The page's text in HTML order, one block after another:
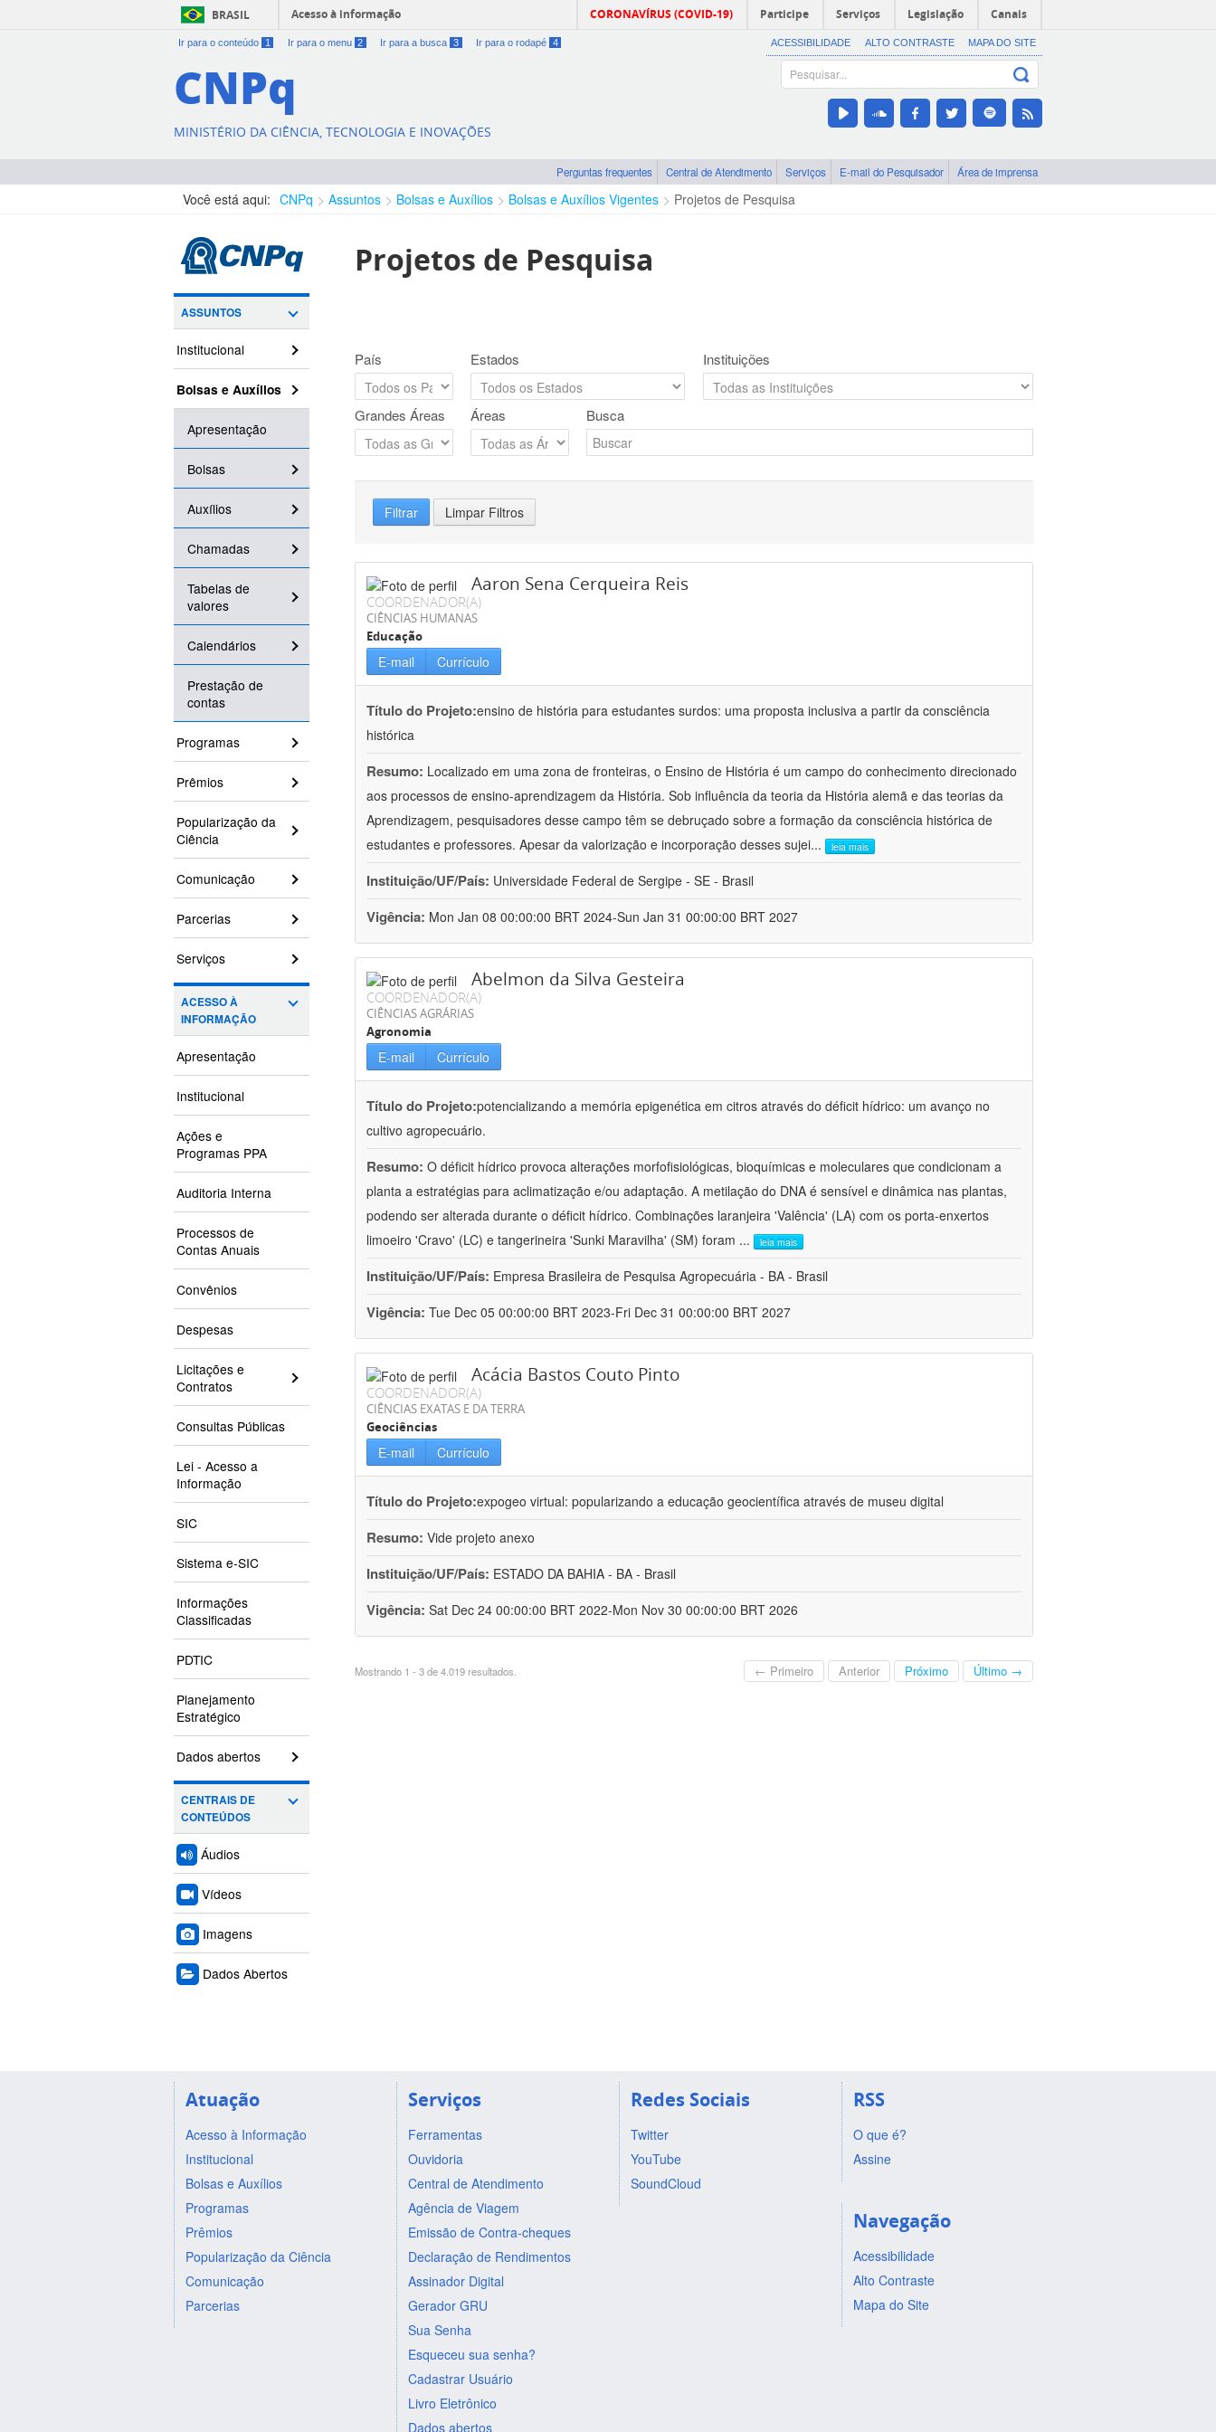
BRASIL Acesso à informação CORONAVÍRUS (COVID-19) Participe Serviços Legislação Canais
Ir para o conteúdo 1 Ir para o menu 2 Ir para a busca 3 Ir para o rodapé 4 ACESSIBILIDADE ALTO CONTRASTE MAPA DO SITE
CNPq
MINISTÉRIO DA CIÊNCIA, TECNOLOGIA E INOVAÇÕES
Perguntas frequentes Central de Atendimento Serviços E-mail do Pesquisador Área de imprensa
Você está aqui: CNPq Assuntos Bolsas e Auxílios Bolsas e Auxílios Vigentes Projetos de Pesquisa
ASSUNTOS
Institucional
Bolsas e Auxílios
Apresentação
Bolsas
Auxílios
Chamadas
Tabelas de
valores
Calendários
Prestação de
contas
Programas
Prêmios
Popularização da
Ciência
Comunicação
Parcerias
Serviços
ACESSO À
INFORMAÇÃO
Apresentação
Institucional
Ações e
Programas PPA
Auditoria Interna
Processos de
Contas Anuais
Convênios
Despesas
Licitações e
Contratos
Consultas Públicas
Lei - Acesso a
Informação
SIC
Sistema e-SIC
Informações
Classificadas
PDTIC
Planejamento
Estratégico
Dados abertos
CENTRAIS DE
CONTEÚDOS
Áudios
Vídeos
Imagens
Dados Abertos
Projetos de Pesquisa
País Estados Instituições
Grandes Áreas Áreas Busca
Filtrar Limpar Filtros
Aaron Sena Cerqueira Reis
COORDENADOR(A)
CIÊNCIAS HUMANAS
Educação
E-mail Currículo
Título do Projeto:ensino de história para estudantes surdos: uma proposta inclusiva a partir da consciência
histórica
Resumo: Localizado em uma zona de fronteiras, o Ensino de História é um campo do conhecimento direcionado
aos processos de ensino-aprendizagem da História. Sob influência da teoria da História alemã e das teorias da
Aprendizagem, pesquisadores desse campo têm se debruçado sobre a formação da consciência histórica de
estudantes e professores. Apesar da valorização e incorporação desses sujei... leia mais
Instituição/UF/País: Universidade Federal de Sergipe - SE - Brasil
Vigência: Mon Jan 08 00:00:00 BRT 2024-Sun Jan 31 00:00:00 BRT 2027
Abelmon da Silva Gesteira
COORDENADOR(A)
CIÊNCIAS AGRÁRIAS
Agronomia
E-mail Currículo
Título do Projeto:potencializando a memória epigenética em citros através do déficit hídrico: um avanço no
cultivo agropecuário.
Resumo: O déficit hídrico provoca alterações morfofisiológicas, bioquímicas e moleculares que condicionam a
planta a estratégias para aclimatização e/ou adaptação. A metilação do DNA é sensível e dinâmica nas plantas,
podendo ser alterada durante o déficit hídrico. Combinações laranjeira 'Valência' (LA) com os porta-enxertos
limoeiro 'Cravo' (LC) e tangerineira 'Sunki Maravilha' (SM) foram ... leia mais
Instituição/UF/País: Empresa Brasileira de Pesquisa Agropecuária - BA - Brasil
Vigência: Tue Dec 05 00:00:00 BRT 2023-Fri Dec 31 00:00:00 BRT 2027
Acácia Bastos Couto Pinto
COORDENADOR(A)
CIÊNCIAS EXATAS E DA TERRA
Geociências
E-mail Currículo
Título do Projeto:expogeo virtual: popularizando a educação geocientífica através de museu digital
Resumo: Vide projeto anexo
Instituição/UF/País: ESTADO DA BAHIA - BA - Brasil
Vigência: Sat Dec 24 00:00:00 BRT 2022-Mon Nov 30 00:00:00 BRT 2026
Mostrando 1 - 3 de 4.019 resultados. ← Primeiro Anterior Próximo Último →
Atuação
Acesso à Informação
Institucional
Bolsas e Auxílios
Programas
Prêmios
Popularização da Ciência
Comunicação
Parcerias
Serviços
Ferramentas
Ouvidoria
Central de Atendimento
Agência de Viagem
Emissão de Contra-cheques
Declaração de Rendimentos
Assinador Digital
Gerador GRU
Sua Senha
Esqueceu sua senha?
Cadastrar Usuário
Livro Eletrônico
Dados abertos
Redes Sociais
Twitter
YouTube
SoundCloud
RSS
O que é?
Assine
Navegação
Acessibilidade
Alto Contraste
Mapa do Site